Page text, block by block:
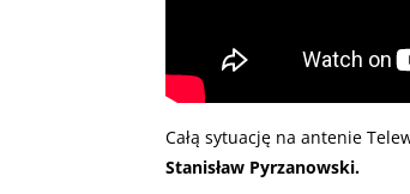
Całą sytuację na antenie
Stanisław Pyrzanowski.